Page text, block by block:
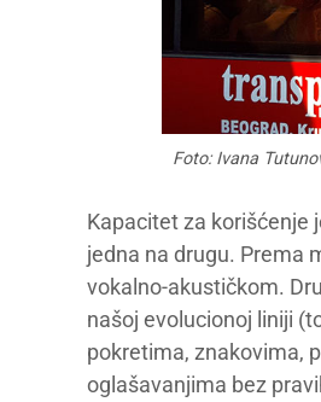
Foto: Ivana
Kapacitet za korišćenje
jedna na drugu. Prema
vokalno-akustičkom.
našoj evolucionoj liniji
pokretima, znakovima,
oglašavanjima bez